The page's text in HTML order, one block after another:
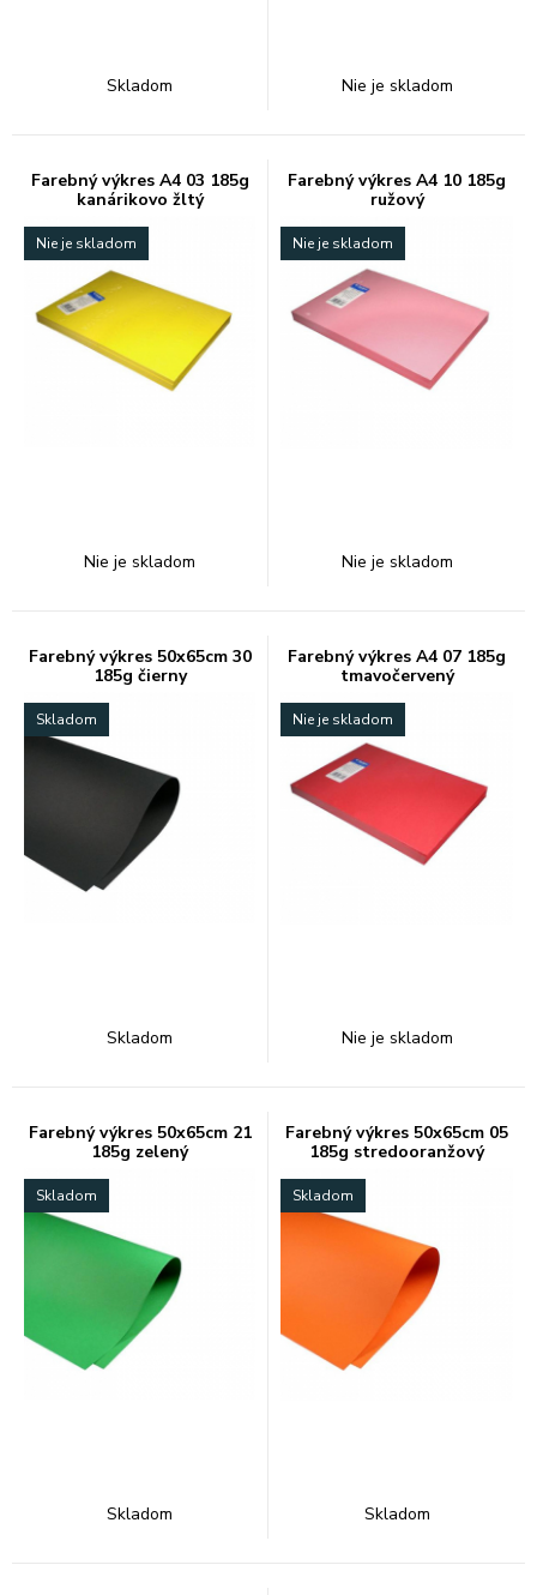
Skladom Nie je skladom
Farebný výkres A4 03 185g
kanárikovo žltý
Nie je skladom
Nie je skladom
Farebný výkres A4 10 185g
ružový
Nie je skladom
Nie je skladom
Farebný výkres 50x65cm 30
185g čierny
Skladom
Skladom
Farebný výkres A4 07 185g
tmavočervený
Nie je skladom
Nie je skladom
Farebný výkres 50x65cm 21
185g zelený
Skladom
Skladom
Farebný výkres 50x65cm 05
185g stredooranžový
Skladom
Skladom